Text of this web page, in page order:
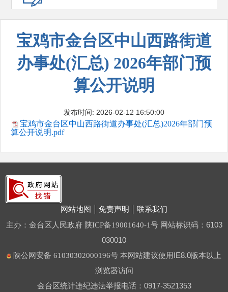
宝鸡市金台区中山西路街道
办事处(汇总) 2026年部门预
算公开说明
发布时间: 2026-02-12 16:50:00
宝鸡市金台区中山西路街道办事处(汇总)2026年部门预
算公开说明.pdf
网站地图 免责声明 联系我们
主办：金台区人民政府 陕ICP备19001640-1号 网站标识码：6103
030010
陕公网安备 61030302000196号 本网站建议使用IE8.0版本以上
浏览器访问
金台区统计违纪违法举报电话：0917-3521353